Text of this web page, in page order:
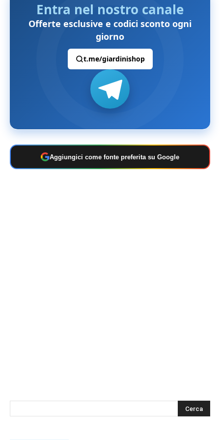
Entra nel nostro canale
Offerte esclusive e codici sconto ogni
giorno
t.me/giardinishop
Aggiungici come fonte preferita su Google
s